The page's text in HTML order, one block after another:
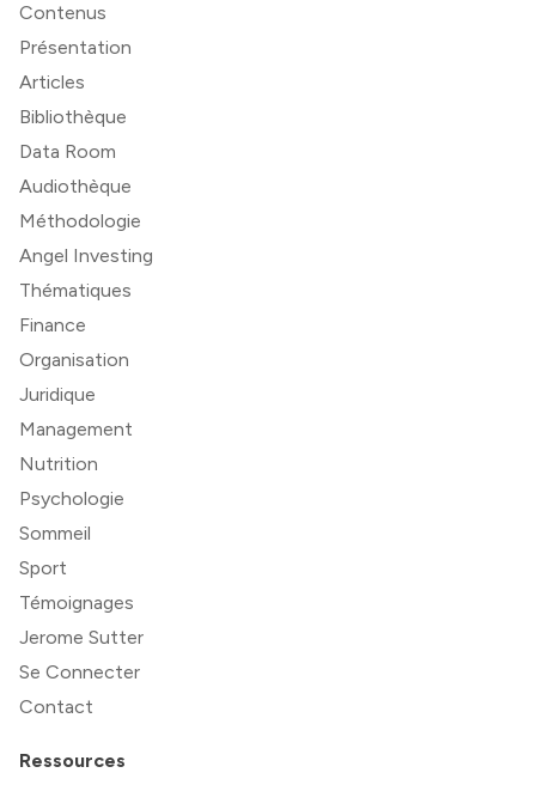
Contenus
Présentation
Articles
Bibliothèque
Data Room
Audiothèque
Méthodologie
Angel Investing
Thématiques
Finance
Organisation
Juridique
Management
Nutrition
Psychologie
Sommeil
Sport
Témoignages
Jerome Sutter
Se Connecter
Contact
Ressources